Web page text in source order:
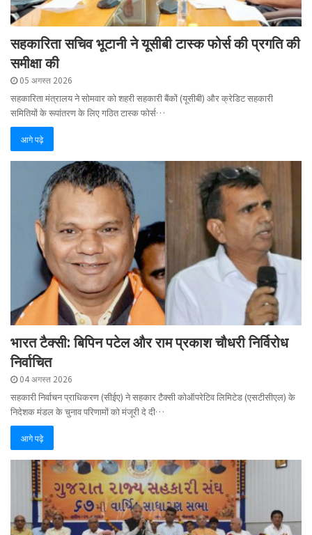
सहकारिता सचिव भूटानी ने यूसीबी टास्क फोर्स की प्रगति की
समीक्षा की
05 अगस्त 2026
सहकारिता मंत्रालय ने सोमवार को शहरी सहकारी बैंकों (यूसीबी) और क्रेडिट सहकारी
समितियों के रूपांतरण के लिए गठित टास्क फोर्स…
आगे पढ़े
भारत टैक्सी: बिपिन पटेल और राम प्रकाश चौधरी निर्विरोध
निर्वाचित
04 अगस्त 2026
सहकारी निर्वाचन प्राधिकरण (सीईए) ने सहकार टैक्सी कोऑपरेटिव लिमिटेड (एसटीसीएल) के
निदेशक मंडल के चुनाव परिणामों को मंजूरी दे दी…
आगे पढ़े